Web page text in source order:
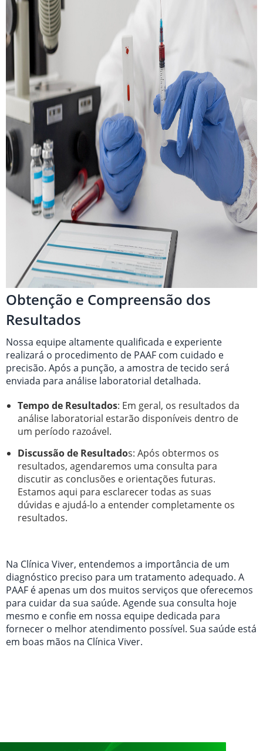
Obtenção e Compreensão dos
Resultados
Nossa equipe altamente qualificada e experiente
realizará o procedimento de PAAF com cuidado e
precisão. Após a punção, a amostra de tecido será
enviada para análise laboratorial detalhada.
Tempo de Resultados: Em geral, os resultados da
análise laboratorial estarão disponíveis dentro de
um período razoável.
Discussão de Resultados: Após obtermos os
resultados, agendaremos uma consulta para
discutir as conclusões e orientações futuras.
Estamos aqui para esclarecer todas as suas
dúvidas e ajudá-lo a entender completamente os
resultados.
Na Clínica Viver, entendemos a importância de um
diagnóstico preciso para um tratamento adequado. A
PAAF é apenas um dos muitos serviços que oferecemos
para cuidar da sua saúde. Agende sua consulta hoje
mesmo e confie em nossa equipe dedicada para
fornecer o melhor atendimento possível. Sua saúde está
em boas mãos na Clínica Viver.